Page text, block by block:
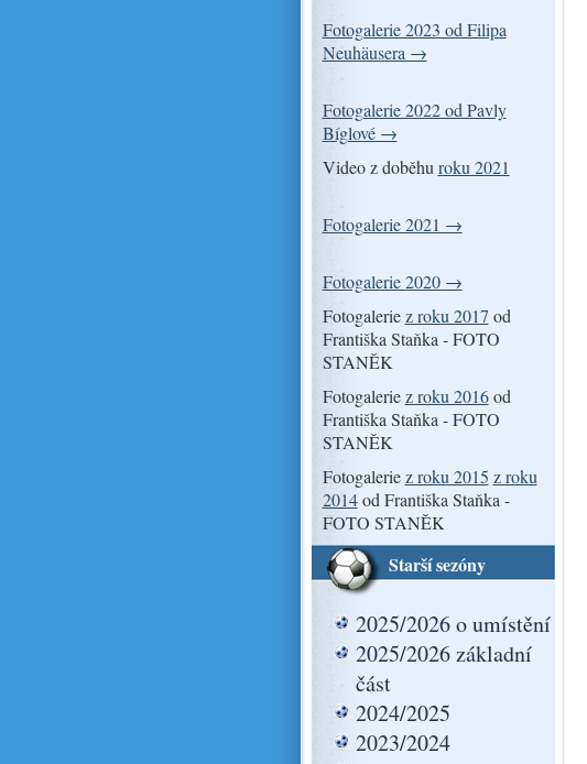
Fotogalerie 2023 od Filipa
Neuhäusera →
Fotogalerie 2022 od Pavly
Bíglové →
Video z doběhu roku 2021
Fotogalerie 2021 →
Fotogalerie 2020 →
Fotogaleriez roku 2017 od
Františka Staňka - FOTO
STANĚK
Fotogaleriez roku 2016od
Františka Staňka - FOTO
STANĚK
Fotogaleriez roku 2015 z roku
2014od Františka Staňka -
FOTO STANĚK
Starší sezóny
2025/2026 o umístění
2025/2026 základní
část
2024/2025
2023/2024